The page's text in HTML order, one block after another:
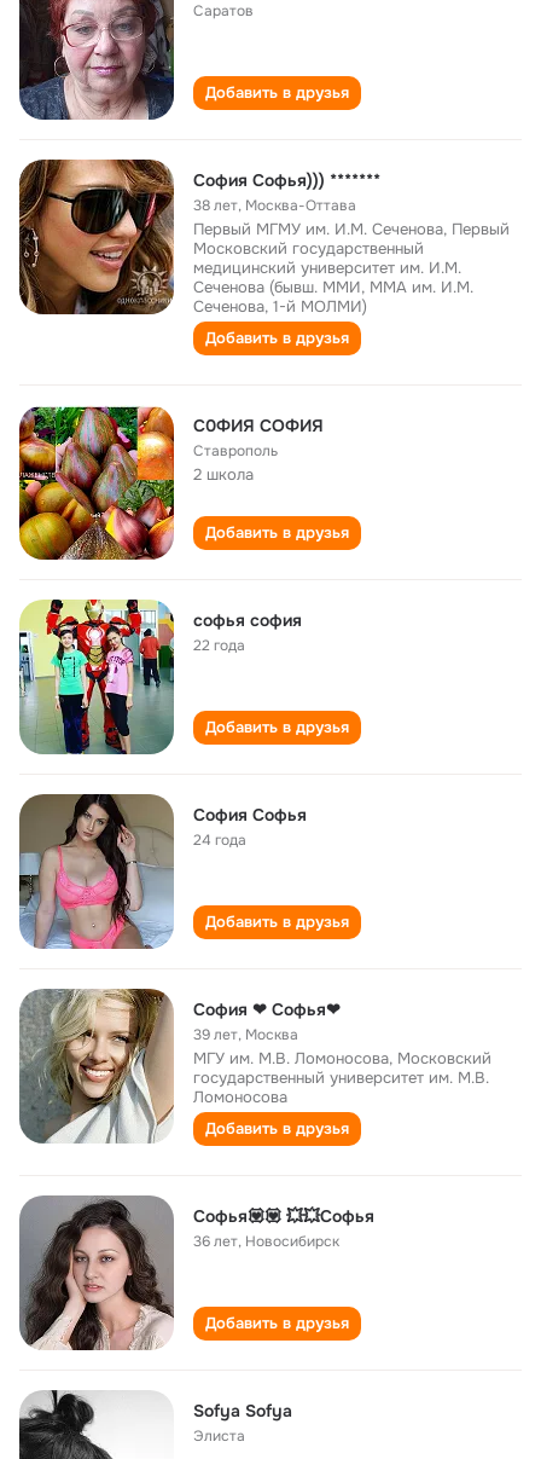
Саратов
Добавить в друзья
София Софья))) *******
38 лет, Москва-Оттава
Первый МГМУ им. И.М. Сеченова, Первый
Московский государственный
медицинский университет им. И.М.
Сеченова (бывш. ММИ, ММА им. И.М.
Сеченова, 1-й МОЛМИ)
Добавить в друзья
С0ФИЯ СОФИЯ
Ставрополь
2 школа
Добавить в друзья
софья софия
22 года
Добавить в друзья
София Софья
24 года
Добавить в друзья
София ❤ Софья❤
39 лет, Москва
МГУ им. М.В. Ломоносова, Московский
государственный университет им. М.В.
Ломоносова
Добавить в друзья
Софья💟💟 💥💥Софья
36 лет, Новосибирск
Добавить в друзья
Sofya Sofya
Элиста